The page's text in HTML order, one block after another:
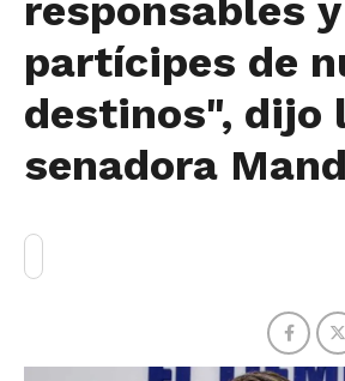
responsables y
partícipes de
destinos", dijo
senadora